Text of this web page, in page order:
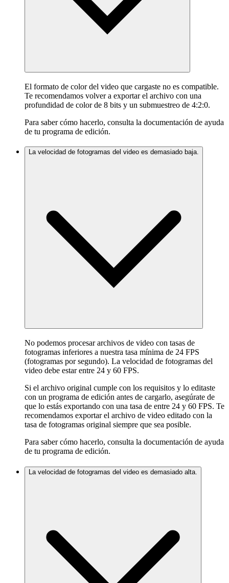
El formato de color del video que cargaste no es compatible.
Te recomendamos volver a exportar el archivo con una
profundidad de color de 8 bits y un submuestreo de 4:2:0.
Para saber cómo hacerlo, consulta la documentación de ayuda
de tu programa de edición.
La velocidad de fotogramas del video es demasiado baja.
No podemos procesar archivos de video con tasas de
fotogramas inferiores a nuestra tasa mínima de 24 FPS
(fotogramas por segundo). La velocidad de fotogramas del
video debe estar entre 24 y 60 FPS.
Si el archivo original cumple con los requisitos y lo editaste
con un programa de edición antes de cargarlo, asegúrate de
que lo estás exportando con una tasa de entre 24 y 60 FPS. Te
recomendamos exportar el archivo de video editado con la
tasa de fotogramas original siempre que sea posible.
Para saber cómo hacerlo, consulta la documentación de ayuda
de tu programa de edición.
La velocidad de fotogramas del video es demasiado alta.